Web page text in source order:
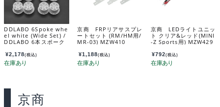
DDLABO 6Spoke whe
el white (Wide Set) /
DDLABO 6本スポーク
ット） DDL-WR002W
-W
¥2,178(税込)
京商 FRPリアサスプレ
ートセット (RM/HM用/
MR-03) MZW410
¥1,188(税込)
京商 LEDライトユニッ
ト クリア&レッド(MINI
-Z Sports用) MZW429
¥792(税込)
京商